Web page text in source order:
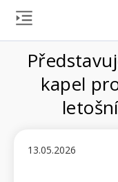
kapel
13.05.2026